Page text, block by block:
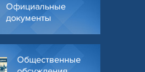
Официальные
документы
Общественные